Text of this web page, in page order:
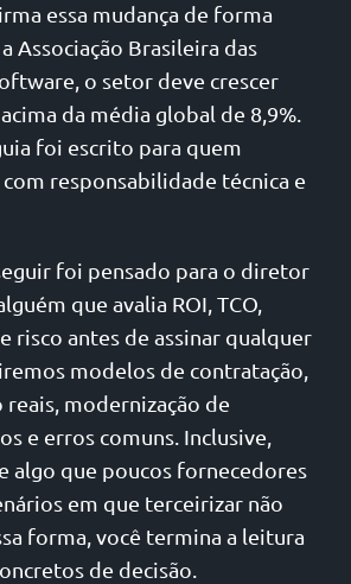
essa mudança de forma
Associação Brasileira das
o setor deve crescer
da média global de 8,9%.
foi escrito para quem
responsabilidade técnica e
foi pensado para o diretor
que avalia ROI, TCO,
risco antes de assinar qualquer
modelos de contratação,
reais, modernização de
e erros comuns. Inclusive,
algo que poucos fornecedores
em que terceirizar não
forma, você termina a leitura
de decisão.